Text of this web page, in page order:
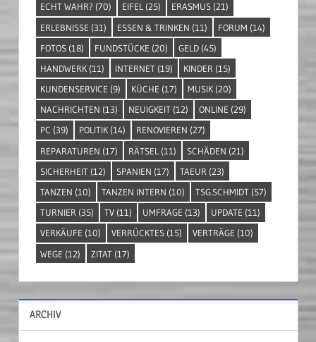
ECHT WAHR? (70) EIFEL (25) ERASMUS (21)
ERLEBNISSE (31) ESSEN & TRINKEN (11) FORUM (14)
FOTOS (18) FUNDSTÜCKE (20) GELD (45)
HANDWERK (11) INTERNET (19) KINDER (15)
KUNDENSERVICE (9) KÜCHE (17) MUSIK (20)
NACHRICHTEN (13) NEUIGKEIT (12) ONLINE (29)
PC (39) POLITIK (14) RENOVIEREN (27)
REPARATUREN (17) RÄTSEL (11) SCHÄDEN (21)
SICHERHEIT (12) SPANIEN (17) TAEUR (23)
TANZEN (10) TANZEN INTERN (10) TSG.SCHMIDT (57)
TURNIER (35) TV (11) UMFRAGE (13) UPDATE (11)
VERKÄUFE (10) VERRÜCKTES (15) VERTRÄGE (10)
WEGE (12) ZITAT (17)
ARCHIV